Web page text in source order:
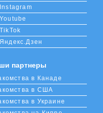
Instagram
Youtube
TikTok
Яндекс.Дзен
партнеры
в Канаде
в США
в Украине